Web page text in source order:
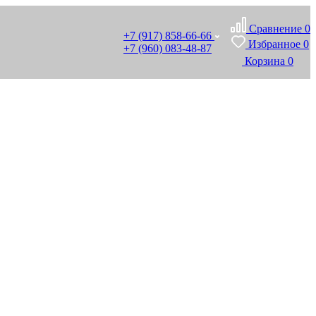
+7 (917) 858-66-66
+7 (960) 083-48-87
Сравнение 0
Избранное 0
Корзина 0